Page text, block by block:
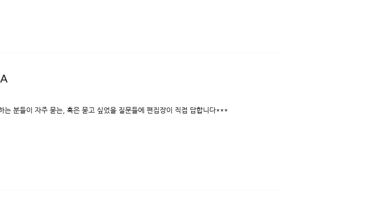
분들이 자주 묻는, 혹은 묻고 싶었을 질문들에 편집장이 직접 답합니다***